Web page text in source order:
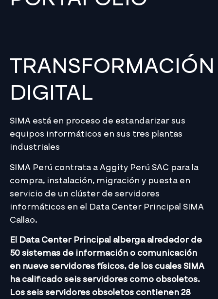
TRANSFORMACIÓN
DIGITAL
SIMA está en proceso de estandarizar sus
equipos informáticos en sus tres plantas
industriales
SIMA Perú contrata a Aggity Perú SAC para la
compra, instalación, migración y puesta en
servicio de un clúster de servidores
informáticos en el Data Center Principal SIMA
Callao.
El Data Center Principal alberga alrededor de
50 sistemas de información o comunicación
en nueve servidores físicos, de los cuales SIMA
ha calificado seis servidores como obsoletos.
Los seis servidores obsoletos contienen 28